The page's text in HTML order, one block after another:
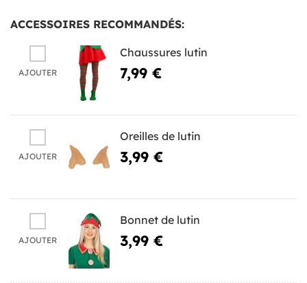
ACCESSOIRES RECOMMANDÉS:
AJOUTER
Chaussures lutin
7,99 €
AJOUTER
Oreilles de lutin
3,99 €
AJOUTER
Bonnet de lutin
3,99 €